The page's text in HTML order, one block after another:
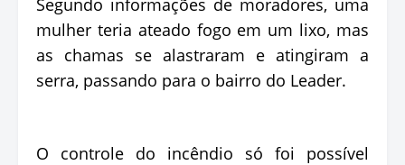
Segundo informações de moradores, uma
mulher teria ateado fogo em um lixo, mas
as chamas se alastraram e atingiram a
serra, passando para o bairro do Leader.
O controle do incêndio só foi possível